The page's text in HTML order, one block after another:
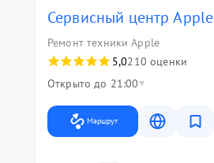
Сервисный центр Apple
Ремонт техники Apple
5,0210 оценки
Открыто до 21:00
Маршрут